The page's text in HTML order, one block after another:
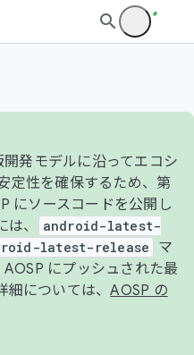
発モデルに沿ってエコシ
定性を確保するため、第
にソースコードを公開し
、
android-latest-
latest-release
マ
にプッシュされた最
細については、AOSP の